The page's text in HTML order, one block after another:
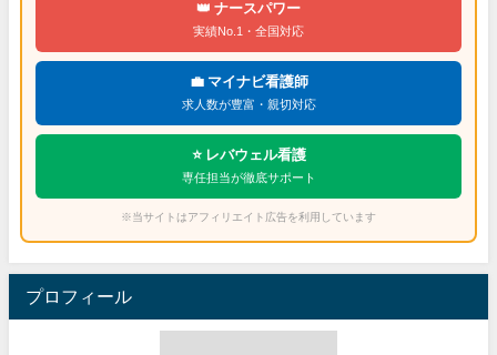
👑 ナースパワー
実績No.1・全国対応
💼 マイナビ看護師
求人数が豊富・親切対応
⭐ レバウェル看護
専任担当が徹底サポート
※当サイトはアフィリエイト広告を利用しています
プロフィール